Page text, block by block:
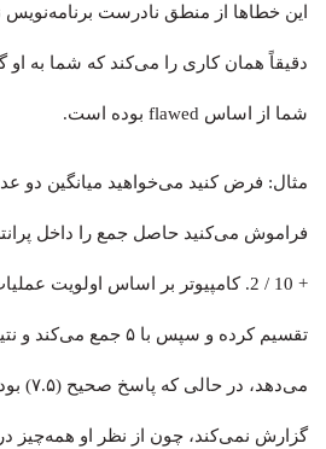
این خطاها از منطق نادرست برنامه‌نویس
دقیقاً همان کاری را می‌کند که شما به او
شما از اساس flawed بوده است.
مثال: فرض کنید می‌خواهید میانگین دو
می‌دهد،
گزارش نمی‌کند، چون از نظر او همه‌چیز